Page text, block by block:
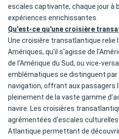
escales captivante, chaque jour à
expériences enrichissantes.
Qu'est-ce qu'une croisière
Une croisière transatlantique relie
Amériques, qu'il s'agisse de
de l'Amérique du Sud, ou vice-
emblématiques se distinguent par
navigation, offrant aux passagers
pleinement de la vaste gamme
navire. Les croisières
agrémentées d'escales
Atlantique permettant de